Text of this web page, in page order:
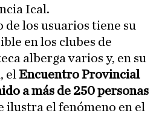
Ical.
los usuarios tiene su
en los clubes de
alberga varios y, en su
el Encuentro Provincial
a más de 250 personas
ilustra el fenómeno en el